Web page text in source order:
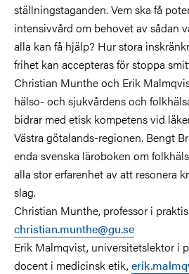
ställningstaganden. Vem ska få
intensivvård om behovet av sådan
alla kan få hjälp? Hur stora
frihet kan accepteras för stoppa
Christian Munthe och Erik
hälso- och sjukvårdens och
bidrar med etisk kompetens vid
Västra götalands-regionen. Bengt
enda svenska läroboken om
alla stor erfarenhet av att resonera
slag.
Christian Munthe, professor i
christian.munthe@gu.se
Erik Malmqvist, universitetslektor i
docent i medicinsk etik,